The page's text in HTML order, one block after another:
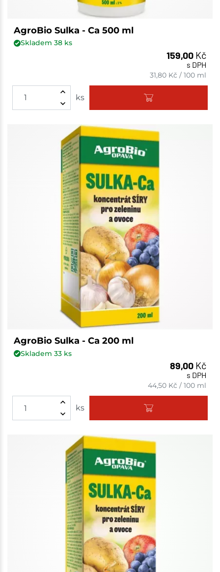
AgroBio Sulka - Ca 500 ml
Skladem 38ks
159,00 Kč
s DPH
31,80 Kč /100 ml
ks
AgroBio Sulka - Ca 200 ml
Skladem 33ks
89,00 Kč
s DPH
44,50 Kč /100 ml
ks